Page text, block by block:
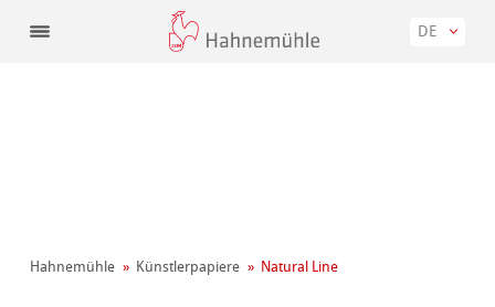
DE
Hahnemühle Künstler­papiere Natural Line